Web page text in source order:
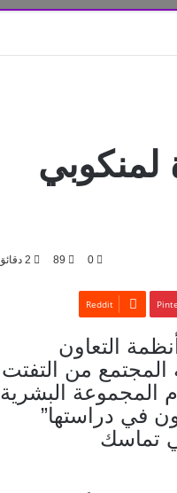
لمنكوبي
89
التعاون
المجتمع من التفتت
المجموعة البشرية
في دراستها”
تماسك